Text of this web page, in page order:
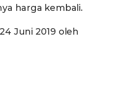
harga kembali.
Juni 2019 oleh